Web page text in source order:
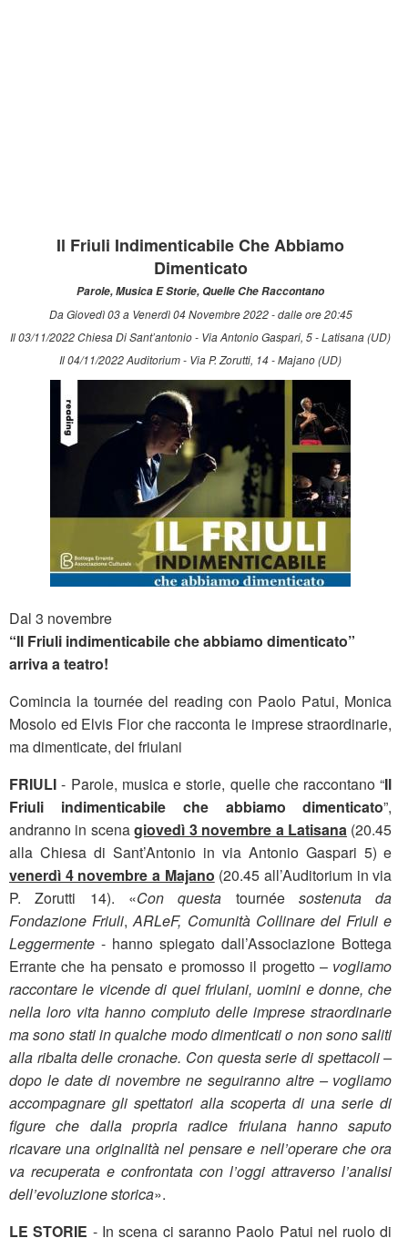
Il Friuli Indimenticabile Che Abbiamo
Dimenticato
Parole, Musica E Storie, Quelle Che Raccontano
Da Giovedì 03 a Venerdì 04 Novembre 2022 - dalle ore 20:45
Il 03/11/2022 Chiesa Di Sant’antonio - Via Antonio Gaspari, 5 - Latisana (UD)
Il 04/11/2022 Auditorium - Via P. Zorutti, 14 - Majano (UD)
Dal 3 novembre
“Il Friuli indimenticabile che abbiamo dimenticato”
arriva a teatro!
Comincia la tournée del reading con Paolo Patui, Monica
Mosolo ed Elvis Fior che racconta le imprese straordinarie,
ma dimenticate, dei friulani
FRIULI - Parole, musica e storie, quelle che raccontano “Il
Friuli indimenticabile che abbiamo dimenticato”,
andranno in scenagiovedì 3 novembre a Latisana (20.45
alla Chiesa di Sant’Antonio in via Antonio Gaspari 5) e
venerdì 4 novembre a Majano (20.45 all’Auditorium in via
P. Zorutti 14). «Con questa tournéesostenuta da
Fondazione Friuli,ARLeF, Comunità Collinare del Friuli e
Leggermente - hanno spiegato dall’Associazione Bottega
Errante che ha pensato e promosso il progetto – vogliamo
raccontare le vicende di quei friulani, uomini e donne, che
nella loro vita hanno compiuto delle imprese straordinarie
ma sono stati in qualche modo dimenticati o non sono saliti
alla ribalta delle cronache. Con questa serie di spettacoli –
dopo le date di novembre ne seguiranno altre – vogliamo
accompagnare gli spettatori alla scoperta di una serie di
figure che dalla propria radice friulana hanno saputo
ricavare una originalità nel pensare e nell’operare che ora
va recuperata e confrontata con l’oggi attraverso l’analisi
dell’evoluzione storica».
LE STORIE - In scena ci saranno Paolo Patui nel ruolo di